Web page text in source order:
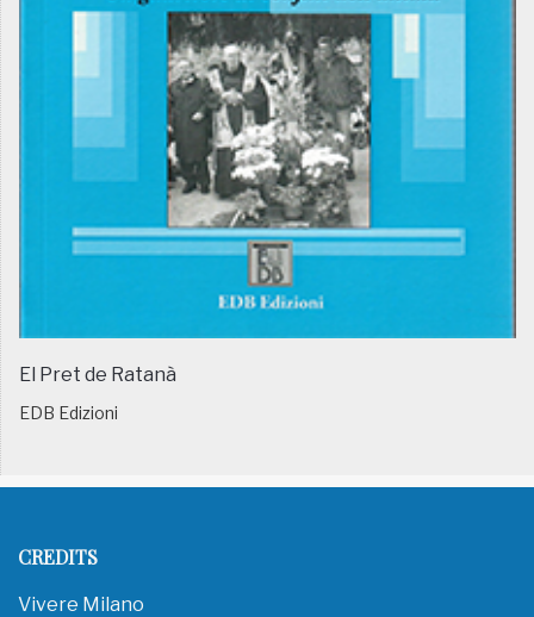
El Pret de Ratanà
EDB Edizioni
CREDITS
Vivere Milano